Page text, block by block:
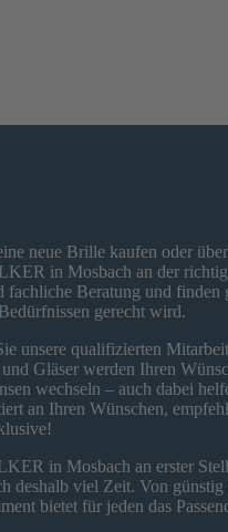
neue Brille kaufen oder
in Mosbach an der
Beratung und finden
gerecht wird.
unsere qualifizierten
Gläser werden Ihren
wechseln – auch dabei
an Ihren Wünschen,
in Mosbach an erster
deshalb viel Zeit. Von
bietet für jeden das